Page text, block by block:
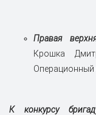
Правая
Крошка
Операционный
К конкурсу